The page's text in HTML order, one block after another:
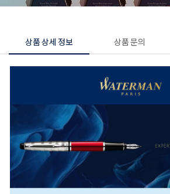
상품 상세 정보 상품 문의